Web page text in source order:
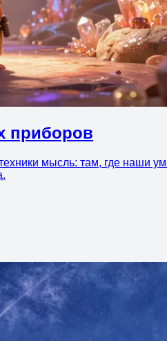
приборов
мысль: там, где наши